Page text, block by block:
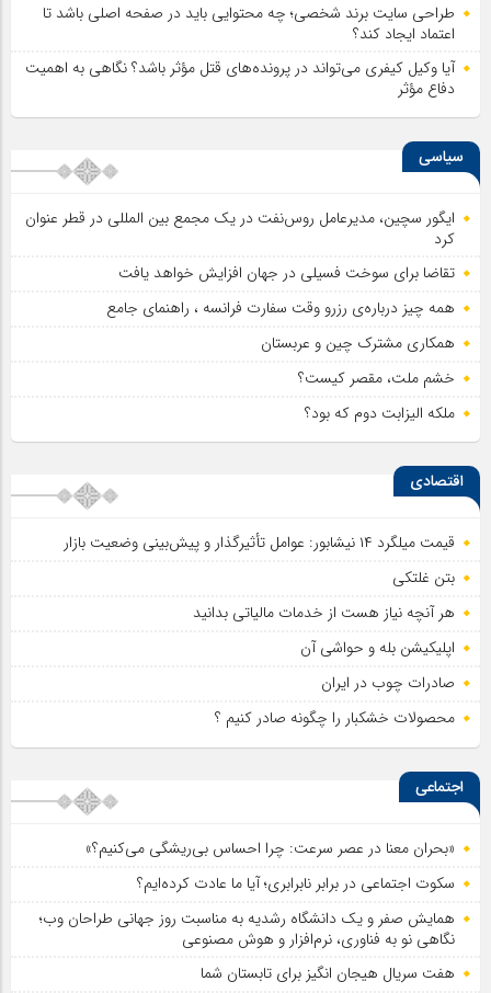
طراحی سایت برند شخصی؛ چه محتوایی باید در صفحه اصلی باشد تا
اعتماد ایجاد کند؟
آیا وکیل کیفری می‌تواند در پرونده‌های قتل مؤثر باشد؟ نگاهی به اهمیت
دفاع مؤثر
سیاسی
ایگور سچین، مدیرعامل روس‌نفت در یک مجمع بین المللی در قطر عنوان
کرد
تقاضا برای سوخت فسیلی در جهان افزایش خواهد یافت
همه چیز درباره‌ی رزرو وقت سفارت فرانسه ، راهنمای جامع
همکاری مشترک چین و عربستان
خشم ملت، مقصر کیست؟
ملکه الیزابت دوم که بود؟
اقتصادی
قیمت میلگرد ۱۴ نیشابور: عوامل تأثیرگذار و پیش‌بینی وضعیت بازار
بتن غلتکی
هر آنچه نیاز هست از خدمات مالیاتی بدانید
اپلیکیشن بله و حواشی آن
صادرات چوب در ایران
محصولات خشکبار را چگونه صادر کنیم ؟
اجتماعی
«بحران معنا در عصر سرعت: چرا احساس بی‌ریشگی می‌کنیم؟»
سکوت اجتماعی در برابر نابرابری؛ آیا ما عادت کرده‌ایم؟
همایش صفر و یک دانشگاه رشدیه به مناسبت روز جهانی طراحان وب؛
نگاهی نو به فناوری، نرم‌افزار و هوش مصنوعی
هفت سریال هیجان انگیز برای تابستان شما